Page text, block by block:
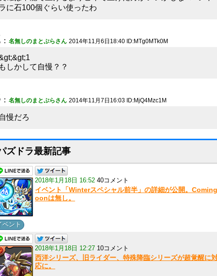
に石100個ぐらい使ったわ
： 名無しのまとぷらさん 2014年11月6日18:40 ID:MTg0MTk0M
しかして自慢？？
： 名無しのまとぷらさん 2014年11月7日16:03 ID:MjQ4Mzc1M
慢だろ
ズドラ最新記事
2018年1月18日 16:52 40コメント
イベント「Winterスペシャル前半」の詳細が公開。
oonは無し。
ベント
2018年1月18日 12:27 10コメント
西洋シリーズ、旧ライダー、特殊降臨シリーズが超覚醒に
応に。